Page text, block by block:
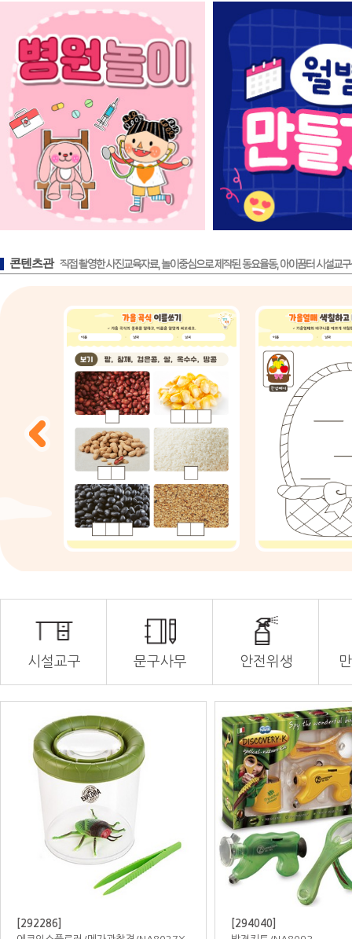
콘텐츠관 직접 촬영한 사진교육자료, 놀이중심으로 제작된 동요율동, 아이꿈터 시설교
시설교구 문구사무 안전위생
[777263]
[777275]